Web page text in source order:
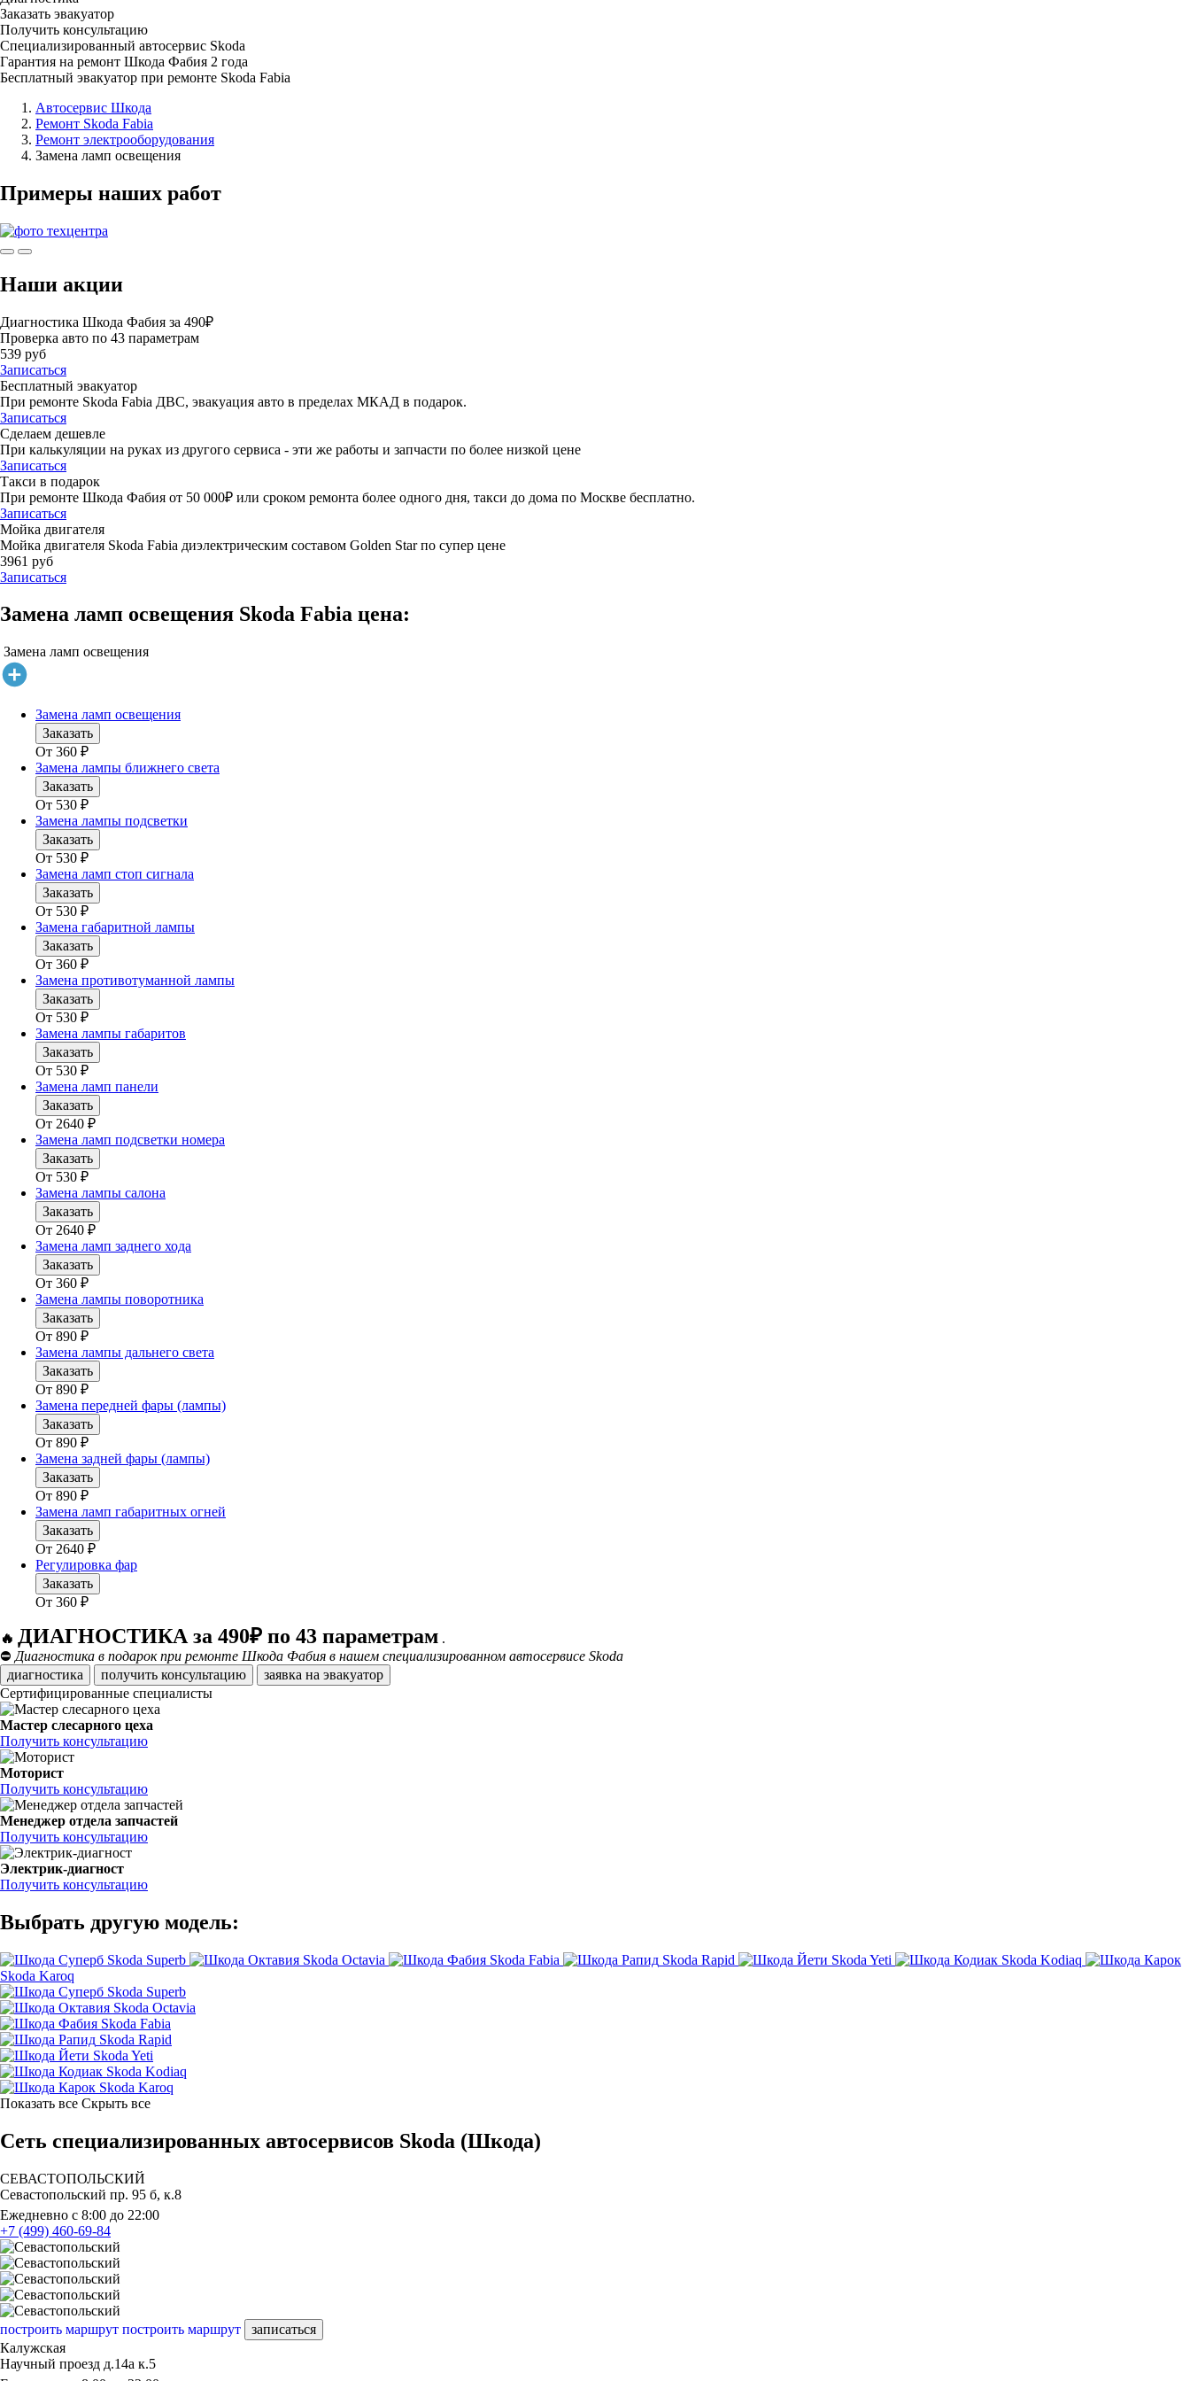
Заказать эвакуатор
Получить консультацию
Специализированный автосервис Skoda
Гарантия на ремонт Шкода Фабия 2 года
Бесплатный эвакуатор при ремонте Skoda Fabia
Автосервис Шкода
Ремонт Skoda Fabia
Ремонт электрооборудования
Замена ламп освещения
Примеры наших работ
Наши акции
Диагностика Шкода Фабия за 490₽
Проверка авто по 43 параметрам
539 руб
Записаться
Бесплатный эвакуатор
При ремонте Skoda Fabia ДВС, эвакуация авто в пределах МКАД в подарок.
Записаться
Сделаем дешевле
При калькуляции на руках из другого сервиса - эти же работы и запчасти по более низкой цене
Записаться
Такси в подарок
При ремонте Шкода Фабия от 50 000₽ или сроком ремонта более одного дня, такси до дома по Москве бесплатно.
Записаться
Мойка двигателя
Мойка двигателя Skoda Fabia диэлектрическим составом Golden Star по супер цене
3961 руб
Записаться
Замена ламп освещения Skoda Fabia цена:
Замена ламп освещения
Замена ламп освещения
Заказать
От 360 ₽
Замена лампы ближнего света
Заказать
От 530 ₽
Замена лампы подсветки
Заказать
От 530 ₽
Замена ламп стоп сигнала
Заказать
От 530 ₽
Замена габаритной лампы
Заказать
От 360 ₽
Замена противотуманной лампы
Заказать
От 530 ₽
Замена лампы габаритов
Заказать
От 530 ₽
Замена ламп панели
Заказать
От 2640 ₽
Замена ламп подсветки номера
Заказать
От 530 ₽
Замена лампы салона
Заказать
От 2640 ₽
Замена ламп заднего хода
Заказать
От 360 ₽
Замена лампы поворотника
Заказать
От 890 ₽
Замена лампы дальнего света
Заказать
От 890 ₽
Замена передней фары (лампы)
Заказать
От 890 ₽
Замена задней фары (лампы)
Заказать
От 890 ₽
Замена ламп габаритных огней
Заказать
От 2640 ₽
Регулировка фар
Заказать
От 360 ₽
🔥 ДИАГНОСТИКА за 490₽ по 43 параметрам .
⛔ Диагностика в подарок при ремонте Шкода Фабия в нашем специализированном автосервисе Skoda
диагностика
получить консультацию
заявка на эвакуатор
Сертифицированные специалисты
Мастер слесарного цеха
Получить консультацию
Моторист
Получить консультацию
Менеджер отдела запчастей
Получить консультацию
Электрик-диагност
Получить консультацию
Выбрать другую модель:
Skoda Superb Skoda Octavia Skoda Fabia Skoda Rapid Skoda Yeti
Skoda Kodiaq
Skoda Karoq
Skoda Superb
Skoda Octavia
Skoda Fabia
Skoda Rapid
Skoda Yeti
Skoda Kodiaq
Skoda Karoq
Показать все Скрыть все
Сеть специализированных автосервисов Skoda (Шкода)
СЕВАСТОПОЛЬСКИЙ
Севастопольский пр. 95 б, к.8
Ежедневно с 8:00 до 22:00
+7 (499) 460-69-84
построить маршрут построить маршрут
записаться
Калужская
Научный проезд д.14а к.5